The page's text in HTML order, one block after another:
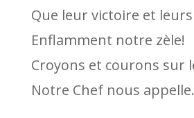
Que leur victoire et
Enflamment notre zèle!
Croyons et courons sur
Notre Chef nous appelle.